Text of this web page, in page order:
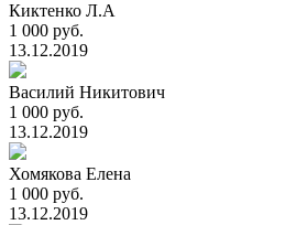
Киктенко Л.А
1 000 руб.
13.12.2019
Василий Никитович
1 000 руб.
13.12.2019
Хомякова Елена
1 000 руб.
13.12.2019